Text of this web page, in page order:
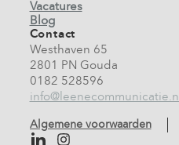
Vacatures
Blog
Contact
Westhaven 65
2801 PN Gouda
0182 528596
info@leenecommunicatie.nl
Algemene voorwaarden